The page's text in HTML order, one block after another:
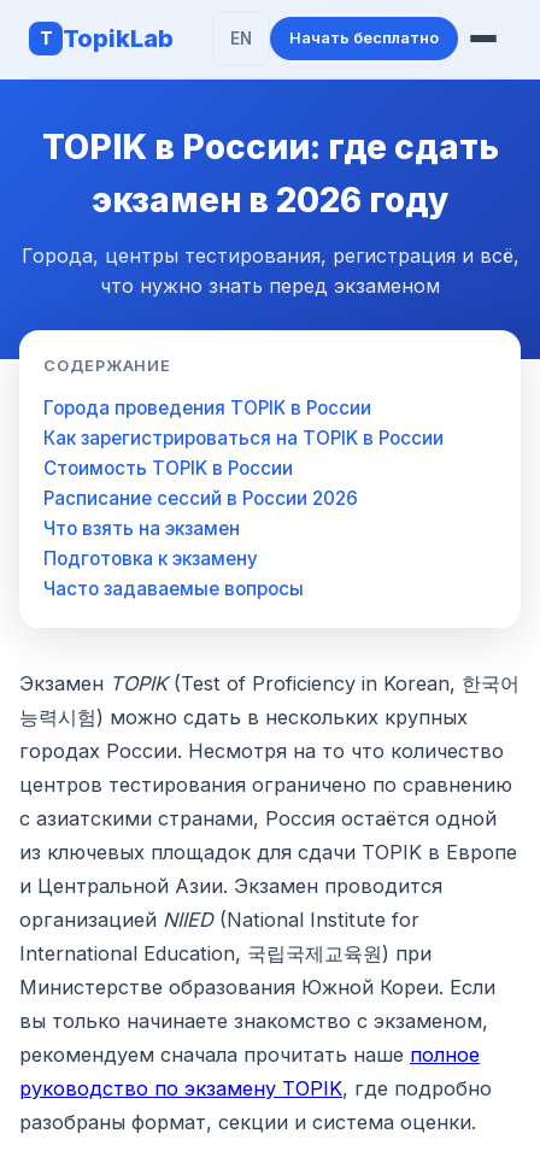
T TopikLab EN Начать бесплатно
TOPIK в России: где сдать
экзамен в 2026 году
Города, центры тестирования, регистрация и всё,
что нужно знать перед экзаменом
СОДЕРЖАНИЕ
Города проведения TOPIK в России
Как зарегистрироваться на TOPIK в России
Стоимость TOPIK в России
Расписание сессий в России 2026
Что взять на экзамен
Подготовка к экзамену
Часто задаваемые вопросы
Экзамен TOPIK(Test of Proficiency in Korean, 한국어
능력시험) можно сдать в нескольких крупных
городах России. Несмотря на то что количество
центров тестирования ограничено по сравнению
с азиатскими странами, Россия остаётся одной
из ключевых площадок для сдачи TOPIK в Европе
и Центральной Азии. Экзамен проводится
организацией NIIED(National Institute for
International Education, 국립국제교육원) при
Министерстве образования Южной Кореи. Если
вы только начинаете знакомство с экзаменом,
рекомендуем сначала прочитать наше полное
руководство по экзамену TOPIK, где подробно
разобраны формат, секции и система оценки.